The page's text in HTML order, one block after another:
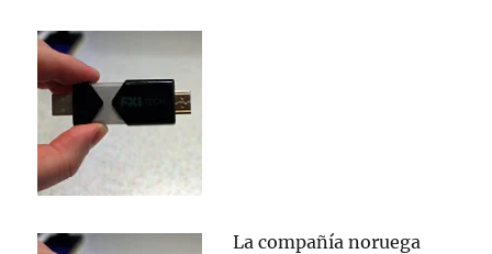
La compañía noruega